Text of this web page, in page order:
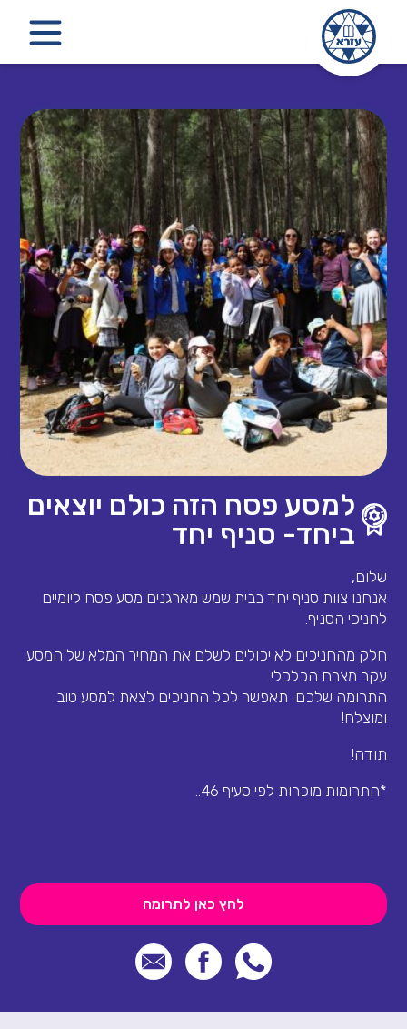
למסע פסח הזה כולם יוצאים
ביחד- סניף יחד
שלום,
אנחנו צוות סניף יחד בבית שמש מארגנים מסע פסח ליומיים
לחניכי הסניף.
חלק מהחניכים לא יכולים לשלם את המחיר המלא של המסע
עקב מצבם הכלכלי.
התרומה שלכם תאפשר לכל החניכים לצאת למסע טוב
ומוצלח!
תודה!
*התרומות מוכרות לפי סעיף 46..
לחץ כאן לתרומה